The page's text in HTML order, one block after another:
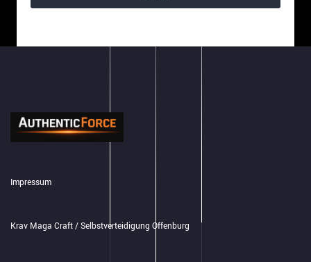
Impressum
Krav Maga Craft / Selbstverteidigung Offenburg